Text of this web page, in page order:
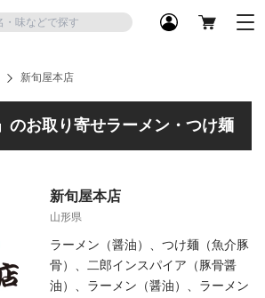
新旬屋本店
のお取り寄せラーメン・つけ麺
新旬屋本店
山形県
ラーメン（醤油）、つけ麺（魚介豚
骨）、二郎インスパイア（豚骨醤
油）、ラーメン（醤油）、ラーメン